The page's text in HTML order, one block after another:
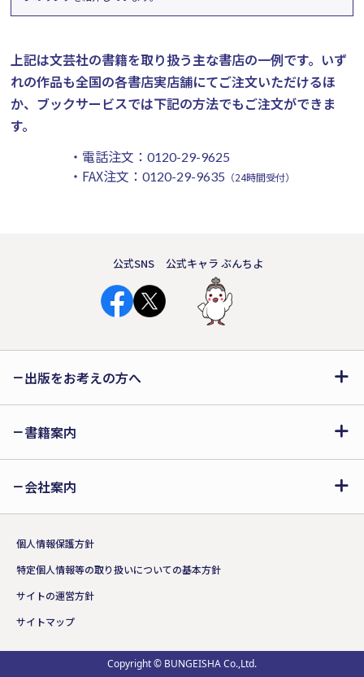
上記は文芸社の書籍を取り扱う主な書店の一例です。 いず
れの作品も全国の各書店実店舗にてご注文いただけるほ
か、ブックサービスでは下記の方法でもご注文ができま
す。
・電話注文： 0120-29-9625
・FAX注文： 0120-29-9635 （24時間受付）
公式SNS 公式キャラ ぶんちよ
出版をお考えの方へ
書籍案内
会社案内
個人情報保護方針
特定個人情報等の取り扱いについての基本方針
サイトの運営方針
サイトマップ
Copyright © BUNGEISHA Co.,Ltd.